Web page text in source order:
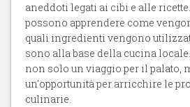
aneddoti legati ai cibi e alle
possono apprendere come
quali ingredienti vengono
sono alla base della cucina
non solo un viaggio per il palato,
un'opportunità per arricchire le
culinarie.